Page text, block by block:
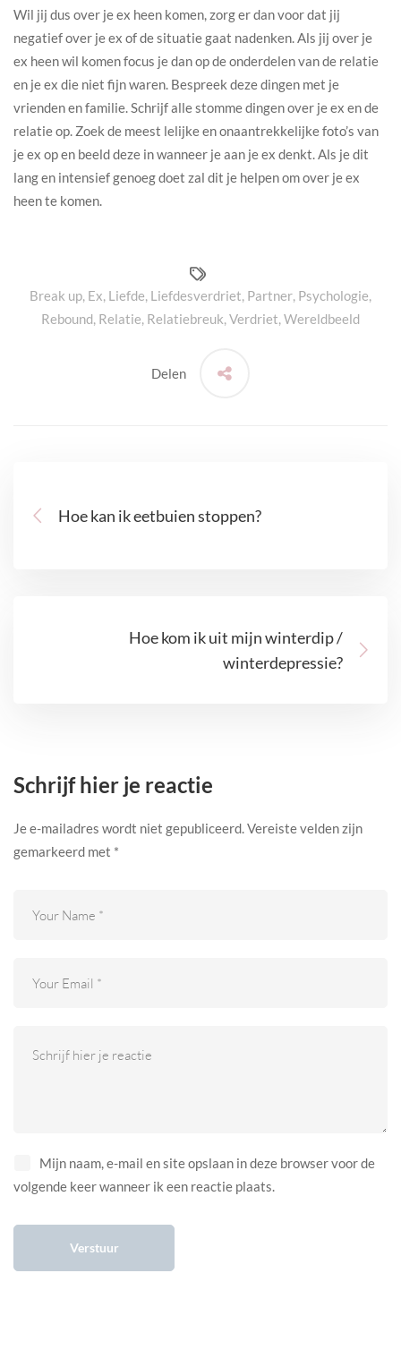
Wil jij dus over je ex heen komen, zorg er dan voor dat jij
negatief over je ex of de situatie gaat nadenken. Als jij over je
ex heen wil komen focus je dan op de onderdelen van de relatie
en je ex die niet fijn waren. Bespreek deze dingen met je
vrienden en familie. Schrijf alle stomme dingen over je ex en de
relatie op. Zoek de meest lelijke en onaantrekkelijke foto’s van
je ex op en beeld deze in wanneer je aan je ex denkt. Als je dit
lang en intensief genoeg doet zal dit je helpen om over je ex
heen te komen.
Break up, Ex, Liefde, Liefdesverdriet, Partner, Psychologie,
Rebound, Relatie, Relatiebreuk, Verdriet, Wereldbeeld
Delen
Hoe kan ik eetbuien stoppen?
Hoe kom ik uit mijn winterdip /
winterdepressie?
Schrijf hier je reactie
Je e-mailadres wordt niet gepubliceerd.Vereiste velden zijn
gemarkeerd met *
Mijn naam, e-mail en site opslaan in deze browser voor de
volgende keer wanneer ik een reactie plaats.